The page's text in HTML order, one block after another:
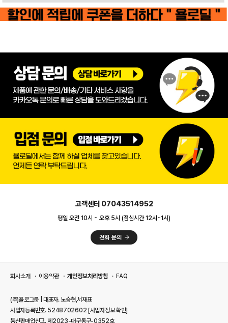
고객센터 07043514952
평일 오전 10시 ~ 오후 5시 (점심시간 12시~1시)
회사소개 이용약관 개인정보처리방침 FAQ
(주)욜로그룹 | 대표자. 노승현,서재표
사업자등록번호. 5248702602 [사업자정보 확인]
통신판매업신고. 제2023-대구동구-0352호